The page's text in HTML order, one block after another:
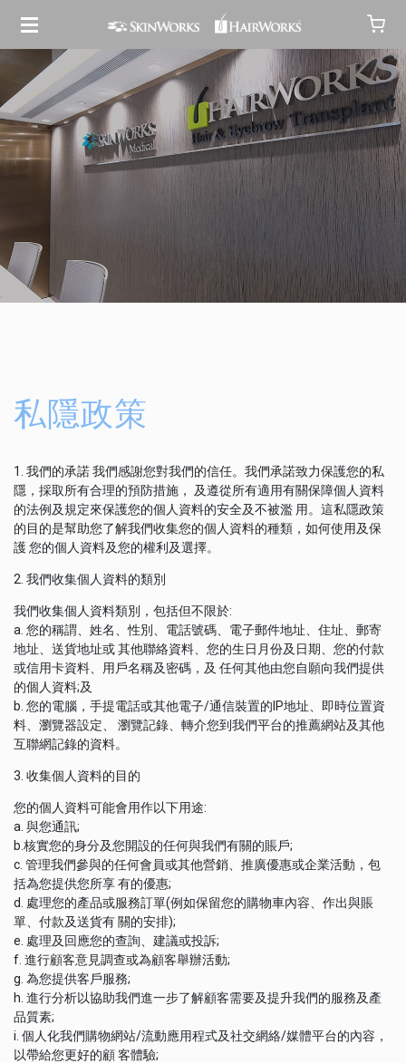
私隱政策
1. 我們的承諾 我們感謝您對我們的信任。我們承諾致力保護您的私
隱，採取所有合理的預防措施， 及遵從所有適用有關保障個人資料
的法例及規定來保護您的個人資料的安全及不被濫 用。這私隱政策
的目的是幫助您了解我們收集您的個人資料的種類，如何使用及保
護 您的個人資料及您的權利及選擇。
2. 我們收集個人資料的類別
我們收集個人資料類別，包括但不限於:
a. 您的稱謂、姓名、性別、電話號碼、電子郵件地址、住址、郵寄
地址、送貨地址或 其他聯絡資料、您的生日月份及日期、您的付款
或信用卡資料、用戶名稱及密碼，及 任何其他由您自願向我們提供
的個人資料;及
b. 您的電腦，手提電話或其他電子/通信裝置的IP地址、即時位置資
料、瀏覽器設定、 瀏覽記錄、轉介您到我們平台的推薦網站及其他
互聯網記錄的資料。
3. 收集個人資料的目的
您的個人資料可能會用作以下用途:
a. 與您通訊;
b.核實您的身分及您開設的任何與我們有關的賬戶;
c. 管理我們參與的任何會員或其他營銷、推廣優惠或企業活動，包
括為您提供您所享 有的優惠;
d. 處理您的產品或服務訂單(例如保留您的購物車內容、作出與賬
單、付款及送貨有 關的安排);
e. 處理及回應您的查詢、建議或投訴;
f. 進行顧客意見調查或為顧客舉辦活動;
g. 為您提供客戶服務;
h. 進行分析以協助我們進一步了解顧客需要及提升我們的服務及產
品質素;
i. 個人化我們購物網站/流動應用程式及社交網絡/媒體平台的內容，
以帶給您更好的顧 客體驗;